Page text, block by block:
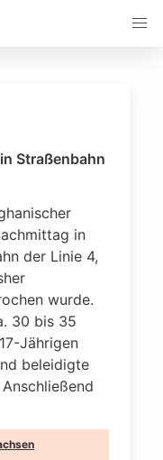
Straßenbahn
in
der Linie 4,
wurde.
30 bis 35
Jährigen
beleidigte